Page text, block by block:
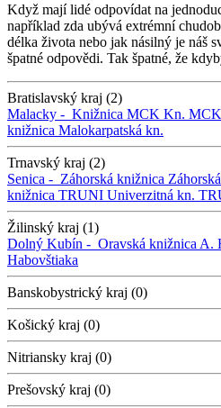
Když mají lidé odpovídat na
například zda ubývá extrémní
délka života nebo jak násilný je náš
špatné odpovědi. Tak špatné, že
Bratislavský kraj (2)
Malacky - Knižnica MCK Kn. MCK
knižnica Malokarpatská kn.
Trnavský kraj (2)
Senica - Záhorská knižnica
knižnica TRUNI Univerzitná kn.
Žilinský kraj (1)
Dolný Kubín - Oravská knižnica A.
Habovštiaka
Banskobystrický kraj (0)
Košický kraj (0)
Nitriansky kraj (0)
Prešovský kraj (0)